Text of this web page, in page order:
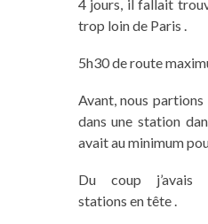
4 jours, il fallait
trop loin de Paris .
5h30 de route
Avant, nous
dans une station
avait au minimum
Du coup j’avais
stations en tête .